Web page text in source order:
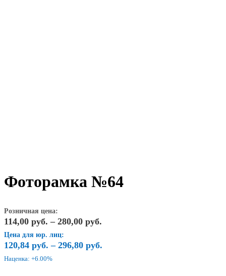
Фоторамка №64
Розничная цена:
114,00 руб. – 280,00 руб.
Цена для юр. лиц:
120,84 руб. – 296,80 руб.
Наценка: +6.00%